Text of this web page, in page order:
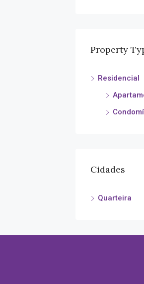
Property
Residencial
Cidades
Quarteira